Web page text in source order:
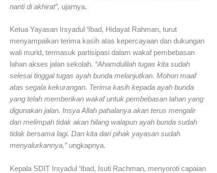
nanti di akhirat”, ujarnya.
Ketua Yayasan Irsyadul ‘Ibad, Hidayat Rahman, turut
menyampaikan terima kasih atas kepercayaan dan dukungan
wali murid, termasuk partisipasi dalam wakaf pembebasan
lahan akses jalan sekolah. “Ahamdulilah tugas kita sudah
selesai tinggal tugas ayah bunda melanjutkan. Mohon maaf
atas segala kekurangan. Terima kasih kepada ayah bunda
yang telah memberikan wakaf untuk pembebasan lahan yang
digunakan jalan. Insya Allah pahalanya akan terus mengalir
dan melimpah tidak akan hilang walapun ayah bunda sudah
tidak bersama lagi. Dan kita dari pihak yayasan sudah
menyalurkannya,”ungkapnya.
Kepala SDIT Irsyadul ‘Ibad, Isuti Rachman, menyoroti capaian